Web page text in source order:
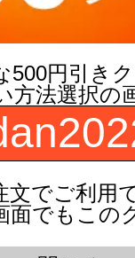
、ゴミ
いただ
要な場
レスをご
ール防
能がご
500円引き
方法選択の
文でご利用
でもこの